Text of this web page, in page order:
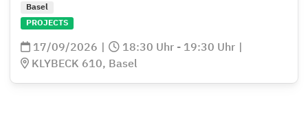
Basel
PROJECTS
17/09/2026 18:30 Uhr - 19:30 Uhr
KLYBECK 610, Basel